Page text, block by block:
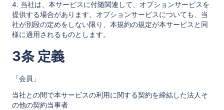
4. 当社は、本サービスに付随関連して、オプションサービスを
提供する場合があります。オプションサービスについても、当
社が別段の定めをしない限り、本規約の規定が本サービスと同
様に適用されるものとします。
3条 定義
「会員」
当社との間で本サービスの利用に関する契約を締結した法人そ
の他の契約当事者